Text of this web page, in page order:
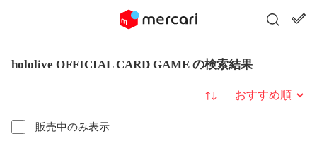
hololive OFFICIAL CARD GAME の検索結果
販売中のみ表示
並び替え